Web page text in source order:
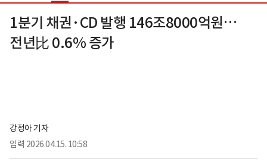
1분기 채권·CD 발행 146조8000억원…
전년比 0.6% 증가
강정아 기자
입력 2026.04.15. 10:58